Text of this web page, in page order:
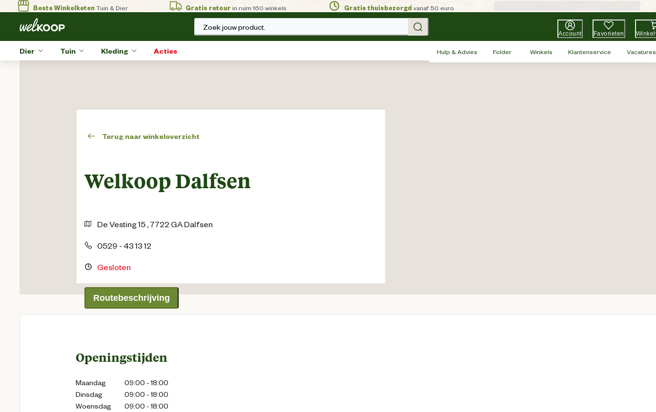
Beste WinkelketenTuin & Dier Gratis retour in ruim 160 winkels Gratis thuisbezorgd vanaf 50 euro
Zoek jouw product.
Account Favorieten
Dier Tuin Kleding Acties Hulp & Advies Folder Winkels Klantenservice Vacatures
Terug naar winkeloverzicht
Welkoop Dalfsen
De Vesting15 7722 GA Dalfsen
0529 - 43 13 12
Gesloten
Routebeschrijving
Openingstijden
Maandag
09:00 - 18:00
Dinsdag
09:00 - 18:00
Woensdag
09:00 - 18:00